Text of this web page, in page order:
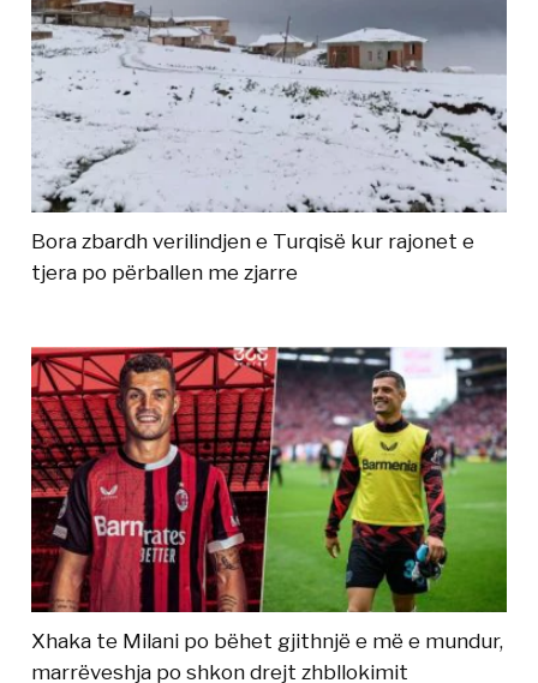
Bora zbardh verilindjen e Turqisë kur rajonet e
tjera po përballen me zjarre
Xhaka te Milani po bëhet gjithnjë e më e mundur,
marrëveshja po shkon drejt zhbllokimit